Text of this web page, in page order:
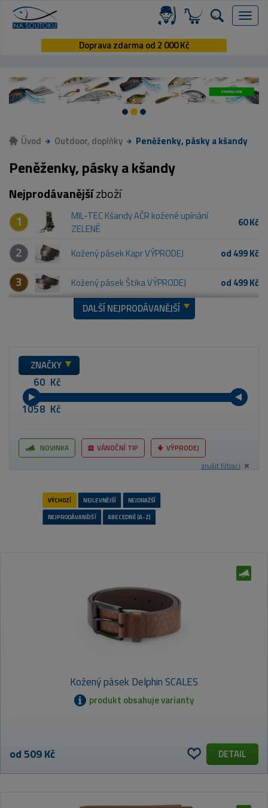
Menu
Doprava zdarma od 2 000 Kč
Úvod Outdoor, doplňky Peněženky, pásky a kšandy
Peněženky, pásky a kšandy
Nejprodávanějšízboží
1
MIL-TEC Kšandy AČR kožené upínání
ZELENÉ
60 Kč
2 Kožený pásek Kapr VÝPRODEJ od 499 Kč
3 Kožený pásek Štika VÝPRODEJ
od 499 Kč
DALŠÍ NEJPRODÁVANĚJŠÍ
ZNAČKY
Kč
Kč
NOVINKA VÁNOČNÍ TIP
VÝPRODEJ
zrušit filtraci
NEJPRODÁVANĚJŠÍ
ABECEDNĚ (A-Z)
Kožený pásek Delphin SCALES
produkt obsahuje varianty
od 509 Kč DETAIL